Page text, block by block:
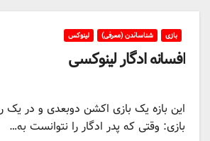
بازی شناساندن (معرفی) لینوکس
افسانه ادگار لینوکسی
این بازه یک بازی اکشن دوبعدی و در یک
بازی: وقتی که پدر ادگار را نتوانست به…